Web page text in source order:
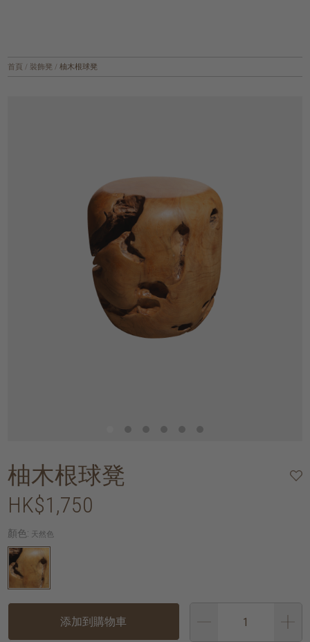
首頁 / 裝飾凳 / 柚木根球凳
柚木根球凳
HK$1,750
顏色: 天然色
添加到購物車